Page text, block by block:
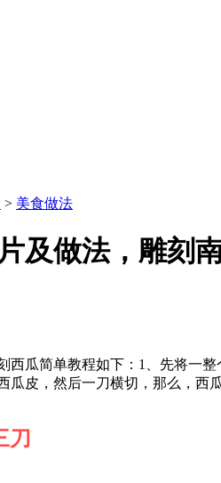
> 美食做法
及做法，雕刻
西瓜简单教程如下：1、先将一
瓜皮，然后一刀横切，那么，西
刀